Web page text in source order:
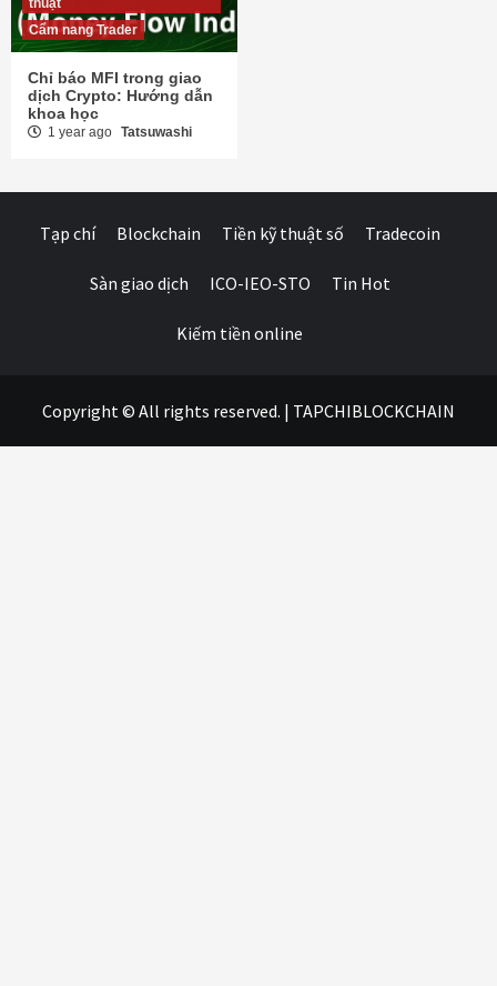
thuật
Cẩm nang Trader
Chỉ báo MFI trong giao
dịch Crypto: Hướng dẫn
khoa học
1 year ago Tatsuwashi
Tạp chí Blockchain Tiền kỹ thuật số Tradecoin
Sàn giao dịch ICO-IEO-STO Tin Hot
Kiếm tiền online
Copyright © All rights reserved. | TAPCHIBLOCKCHAIN